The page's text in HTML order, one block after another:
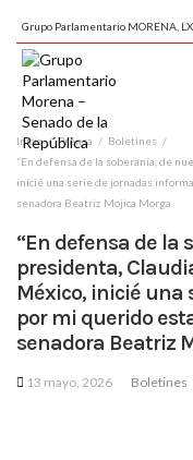
Grupo Parlamentario MORENA,
Inicio Prensa
Boletines
“En defensa de la soberanía, de
inicié una serie de jornadas
senadora Beatriz Mojica Morga.
“En defensa de la
presidenta,
México, inicié
por mi querido
senadora Beatriz
13 mayo, 2026 Boletines